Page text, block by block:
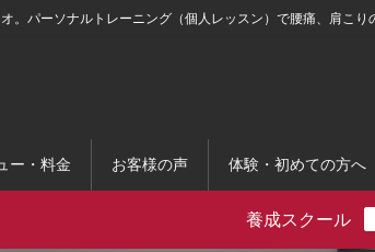
。パーソナルトレーニング（個人レッスン）で腰痛、肩こ
ー・料金 お客様の声 体験・初めての方へ
養成スクール